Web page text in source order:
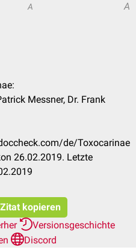
A A
Messner, Dr. Frank
de/Toxocarinae
26.02.2019. Letzte
Zitat kopieren
Versionsgeschichte
Discord